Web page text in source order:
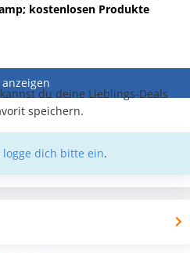
kostenlosen Produkte
du deine Lieblings-Deals
speichern.
logge dich bitte ein.